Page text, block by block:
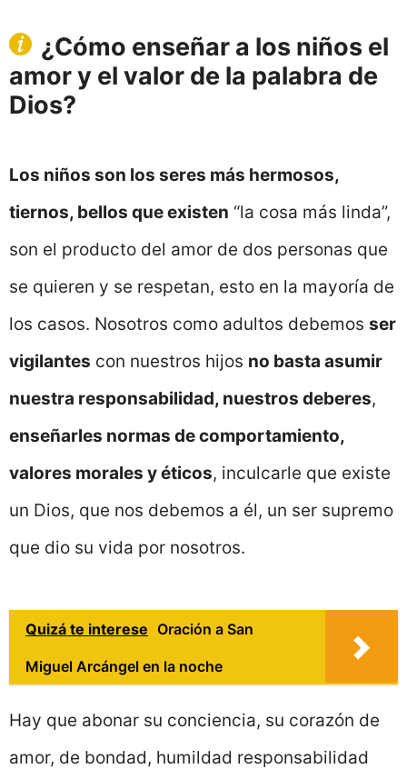
¿Cómo enseñar a los niños el
amor y el valor de la palabra de
Dios?
Los niños son los seres más hermosos,
tiernos, bellos que existen “la cosa más linda”,
son el producto del amor de dos personas que
se quieren y se respetan, esto en la mayoría de
los casos. Nosotros como adultos debemos ser
vigilantes con nuestros hijos no basta asumir
nuestra responsabilidad, nuestros deberes,
enseñarles normas de comportamiento,
valores morales y éticos, inculcarle que existe
un Dios, que nos debemos a él, un ser supremo
que dio su vida por nosotros.
Quizá te interese Oración a San
Miguel Arcángel en la noche
Hay que abonar su conciencia, su corazón de
amor, de bondad, humildad responsabilidad